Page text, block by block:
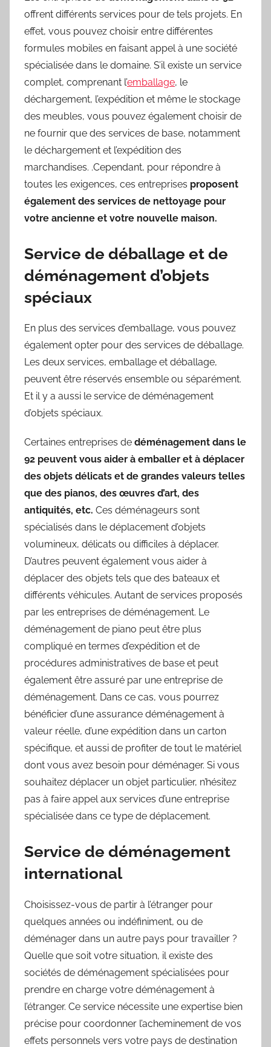
offrent différents services pour de tels projets. En
effet, vous pouvez choisir entre différentes
formules mobiles en faisant appel à une société
spécialisée dans le domaine. S’il existe un service
complet, comprenant l’emballage, le
déchargement, l’expédition et même le stockage
des meubles, vous pouvez également choisir de
ne fournir que des services de base, notamment
le déchargement et l’expédition des
marchandises. .Cependant, pour répondre à
toutes les exigences, ces entreprises proposent
également des services de nettoyage pour
votre ancienne et votre nouvelle maison.
Service de déballage et de
déménagement d’objets
spéciaux
En plus des services d’emballage, vous pouvez
également opter pour des services de déballage.
Les deux services, emballage et déballage,
peuvent être réservés ensemble ou séparément.
Et il y a aussi le service de déménagement
d’objets spéciaux.
Certaines entreprises de déménagement dans le
92 peuvent vous aider à emballer et à déplacer
des objets délicats et de grandes valeurs telles
que des pianos, des œuvres d’art, des
antiquités, etc. Ces déménageurs sont
spécialisés dans le déplacement d’objets
volumineux, délicats ou difficiles à déplacer.
D’autres peuvent également vous aider à
déplacer des objets tels que des bateaux et
différents véhicules. Autant de services proposés
par les entreprises de déménagement. Le
déménagement de piano peut être plus
compliqué en termes d’expédition et de
procédures administratives de base et peut
également être assuré par une entreprise de
déménagement. Dans ce cas, vous pourrez
bénéficier d’une assurance déménagement à
valeur réelle, d’une expédition dans un carton
spécifique, et aussi de profiter de tout le matériel
dont vous avez besoin pour déménager. Si vous
souhaitez déplacer un objet particulier, n’hésitez
pas à faire appel aux services d’une entreprise
spécialisée dans ce type de déplacement.
Service de déménagement
international
Choisissez-vous de partir à l’étranger pour
quelques années ou indéfiniment, ou de
déménager dans un autre pays pour travailler ?
Quelle que soit votre situation, il existe des
sociétés de déménagement spécialisées pour
prendre en charge votre déménagement à
l’étranger. Ce service nécessite une expertise bien
précise pour coordonner l’acheminement de vos
effets personnels vers votre pays de destination